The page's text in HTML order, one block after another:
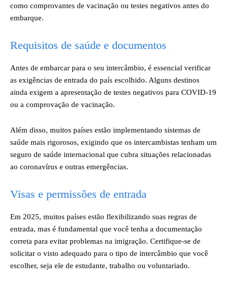
como comprovantes de vacinação ou testes negativos antes do
embarque.
Requisitos de saúde e documentos
Antes de embarcar para o seu intercâmbio, é essencial verificar
as exigências de entrada do país escolhido. Alguns destinos
ainda exigem a apresentação de testes negativos para COVID-19
ou a comprovação de vacinação.
Além disso, muitos países estão implementando sistemas de
saúde mais rigorosos, exigindo que os intercambistas tenham um
seguro de saúde internacional que cubra situações relacionadas
ao coronavírus e outras emergências.
Visas e permissões de entrada
Em 2025, muitos países estão flexibilizando suas regras de
entrada, mas é fundamental que você tenha a documentação
correta para evitar problemas na imigração. Certifique-se de
solicitar o visto adequado para o tipo de intercâmbio que você
escolher, seja ele de estudante, trabalho ou voluntariado.